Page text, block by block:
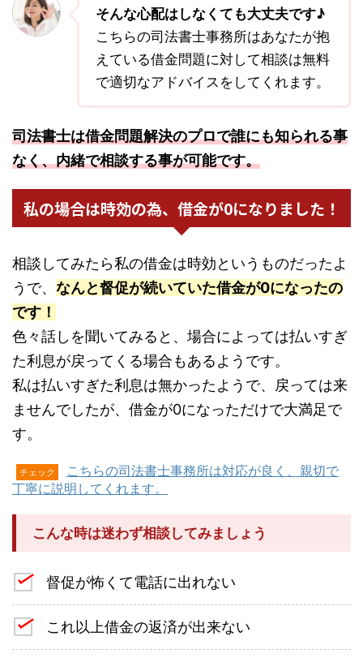
そんな心配はしなくても大丈夫です♪
こちらの司法書士事務所はあなたが抱
えている借金問題に対して相談は無料
で適切なアドバイスをしてくれます。
司法書士は借金問題解決のプロで誰にも知られる事
なく、内緒で相談する事が可能です。
私の場合は時効の為、借金が0になりました！
相談してみたら私の借金は時効というものだったよ
うで、 なんと督促が続いていた借金が0になったの
です！
色々話しを聞いてみると、場合によっては払いすぎ
た利息が戻ってくる場合もあるようです。
私は払いすぎた利息は無かったようで、戻っては来
ませんでしたが、借金が0になっただけで大満足で
す。
チェック
こちらの司法書士事務所は対応が良く、親切で
丁寧に説明してくれます。
こんな時は迷わず相談してみましょう
督促が怖くて電話に出れない
これ以上借金の返済が出来ない